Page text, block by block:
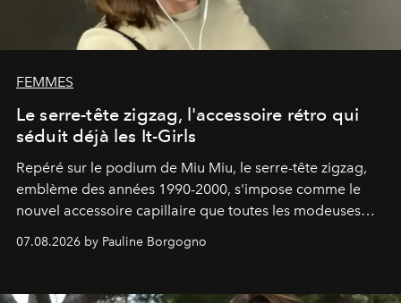
FEMMES
Le serre-tête zigzag, l'accessoire rétro qui
séduit déjà les It-Girls
Repéré sur le podium de Miu Miu, le serre-tête zigzag,
emblème des années 1990-2000, s'impose comme le
nouvel accessoire capillaire que toutes les modeuses
s'arrachent déjà.
07.08.2026 by Pauline Borgogno